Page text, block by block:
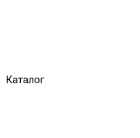
Каталог